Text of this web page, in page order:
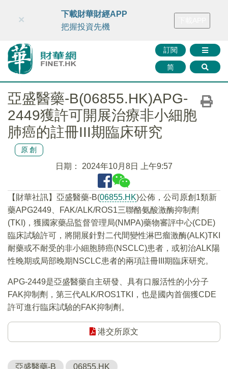
財華智庫網 FINTV FINMETA 財華證券 媒體矩陣
訂閱
简
×
下載財華財經APP
把握投資先機
亞盛醫藥-B(06855.HK)APG-
2449獲許可開展治療非小細胞
肺癌的註冊III期臨床研究
原創
日期： 2024年10月8日 上午9:57
【財華社訊】亞盛醫藥-B(06855.HK)公佈，公司原創1類新
藥APG2449、FAK/ALK/ROS1三聯酪氨酸激酶抑制劑
(TKI)，獲國家藥品監督管理局(NMPA)藥物審評中心(CDE)
臨床試驗許可，將開展針對二代間變性淋巴瘤激酶(ALK)TKI
耐藥或不耐受的非小細胞肺癌(NSCLC)患者，或初治ALK陽
性晚期或局部晚期NSCLC患者的兩項註冊III期臨床研究。
APG-2449是亞盛醫藥自主研發、具有口服活性的小分子
FAK抑制劑，第三代ALK/ROS1TKI，也是國內首個獲CDE
許可進行臨床試驗的FAK抑制劑。
港交所原文
亞盛醫藥-B 06855.HK